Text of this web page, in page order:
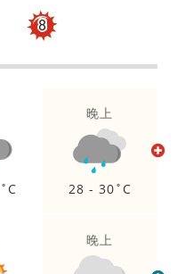
8過
量
級
晚上
28 - 30
晚上